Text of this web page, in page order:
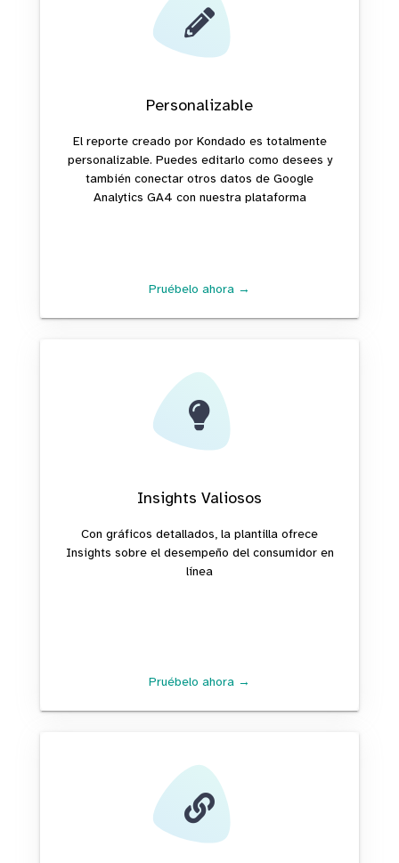
Personalizable
El reporte creado por Kondado es totalmente
personalizable. Puedes editarlo como desees y
también conectar otros datos de Google
Analytics GA4 con nuestra plataforma
Pruébelo ahora →
Insights Valiosos
Con gráficos detallados, la plantilla ofrece
Insights sobre el desempeño del consumidor en
línea
Pruébelo ahora →